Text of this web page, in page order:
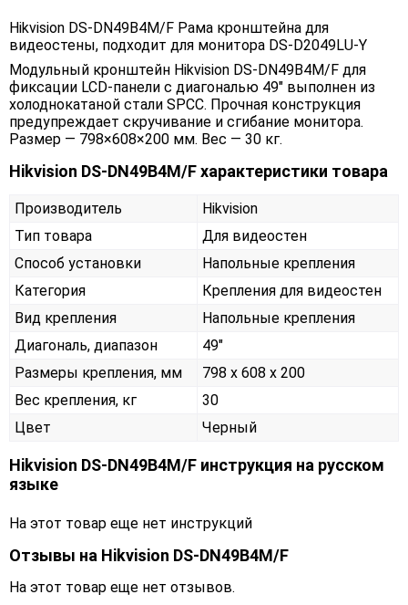
Hikvision DS-DN49B4M/F Рама кронштейна для
видеостены, подходит для монитора DS-D2049LU-Y
Модульный кронштейн Hikvision DS-DN49B4M/F для
фиксации LCD-панели с диагональю 49" выполнен из
холоднокатаной стали SPCC. Прочная конструкция
предупреждает скручивание и сгибание монитора.
Размер — 798×608×200 мм. Вес — 30 кг.
Hikvision DS-DN49B4M/F характеристики товара
Производитель
Hikvision
Тип товара
Для видеостен
Способ установки
Напольные крепления
Категория
Крепления для видеостен
Вид крепления
Напольные крепления
Диагональ, диапазон
49"
Размеры крепления, мм
798 х 608 х 200
Вес крепления, кг
30
Цвет
Черный
Hikvision DS-DN49B4M/F инструкция на русском
языке
На этот товар еще нет инструкций
Отзывы на Hikvision DS-DN49B4M/F
На этот товар еще нет отзывов.